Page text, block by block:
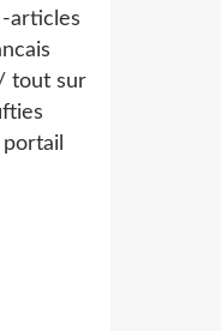
articles
tout sur